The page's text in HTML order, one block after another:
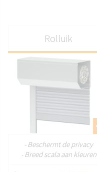
Winkelluiken van
automatische
AANPASSEN
Rolluik
- Beschermt de privacy
- Breed scala aan kleuren